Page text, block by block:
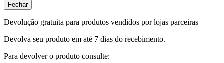
Fechar
Devolução gratuita para produtos vendidos por lojas parceiras
Devolva seu produto em até 7 dias do recebimento.
Para devolver o produto consulte: